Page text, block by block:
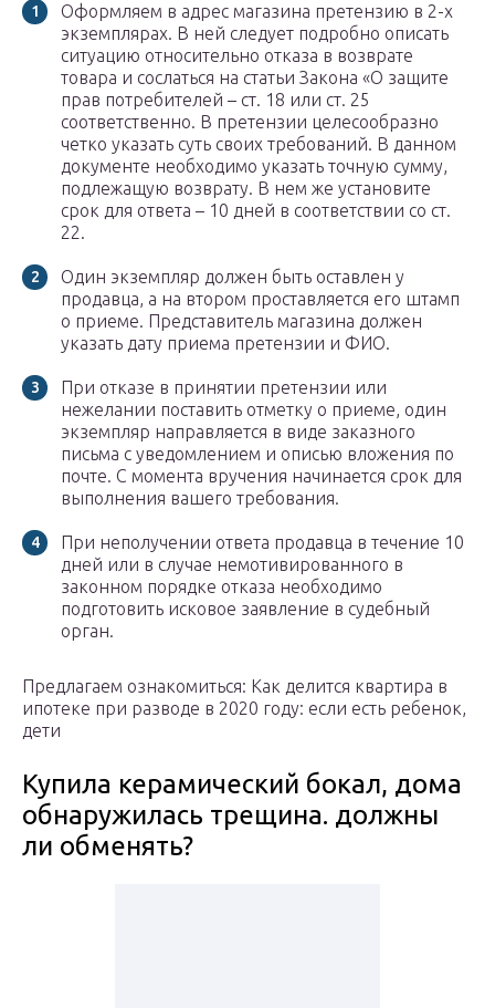
Оформляем в адрес магазина претензию в 2-х
экземплярах. В ней следует подробно описать
ситуацию относительно отказа в возврате
товара и сослаться на статьи Закона «О защите
прав потребителей – ст. 18 или ст. 25
соответственно. В претензии целесообразно
четко указать суть своих требований. В данном
документе необходимо указать точную сумму,
подлежащую возврату. В нем же установите
срок для ответа – 10 дней в соответствии со ст.
22.
Один экземпляр должен быть оставлен у
продавца, а на втором проставляется его штамп
о приеме. Представитель магазина должен
указать дату приема претензии и ФИО.
При отказе в принятии претензии или
нежелании поставить отметку о приеме, один
экземпляр направляется в виде заказного
письма с уведомлением и описью вложения по
почте. С момента вручения начинается срок для
выполнения вашего требования.
При неполучении ответа продавца в течение 10
дней или в случае немотивированного в
законном порядке отказа необходимо
подготовить исковое заявление в судебный
орган.
Предлагаем ознакомиться: Как делится квартира в
ипотеке при разводе в 2020 году: если есть ребенок,
дети
Купила керамический бокал, дома
обнаружилась трещина. должны
ли обменять?